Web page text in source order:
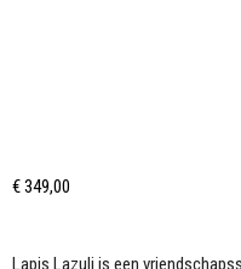
€349,00
Lapis Lazuli is een